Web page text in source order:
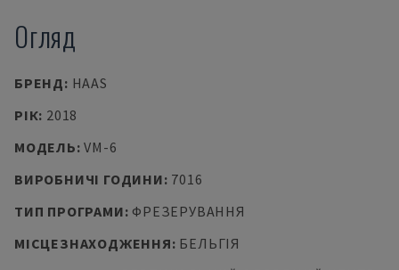
Огляд
БРЕНД: HAAS
РІК: 2018
МОДЕЛЬ:VM-6
ВИРОБНИЧІ ГОДИНИ: 7016
ТИП ПРОГРАМИ: ФРЕЗЕРУВАННЯ
МІСЦЕЗНАХОДЖЕННЯ: БЕЛЬГІЯ